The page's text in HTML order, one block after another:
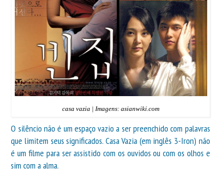
casa vazia | Imagens: asianwiki.com
O silêncio não é um espaço vazio a ser preenchido com palavras
que limitem seus significados. Casa Vazia (em inglês 3-Iron) não
é um filme para ser assistido com os ouvidos ou com os olhos e
sim com a alma.